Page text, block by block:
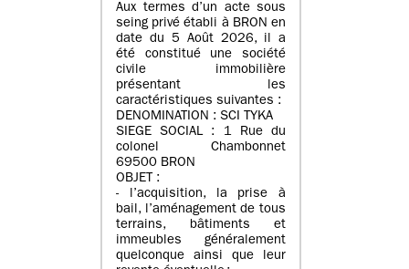
Aux termes d’un acte sous
seing privé établi à BRON en
date du 5 Août 2026, il a
été constitué une société
civile immobilière
présentant les
caractéristiques suivantes :
DENOMINATION : SCI TYKA
SIEGE SOCIAL : 1 Rue du
colonel Chambonnet
69500 BRON
OBJET :
- l’acquisition, la prise à
bail, l’aménagement de tous
terrains, bâtiments et
immeubles généralement
quelconque ainsi que leur